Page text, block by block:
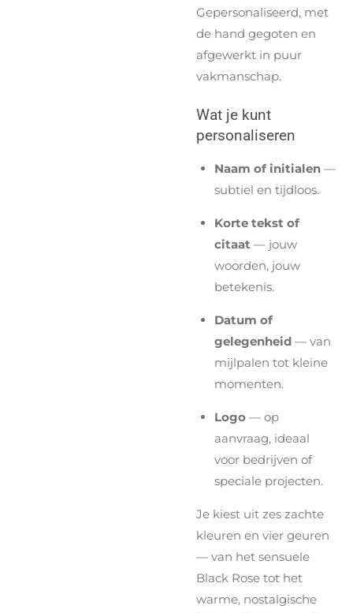
Gepersonaliseerd, met
de hand gegoten en
afgewerkt in puur
vakmanschap.
Wat je kunt
personaliseren
Naam of initialen—
subtiel en tijdloos.
Korte tekst of
citaat — jouw
woorden, jouw
betekenis.
Datum of
gelegenheid— van
mijlpalen tot kleine
momenten.
Logo— op
aanvraag, ideaal
voor bedrijven of
speciale projecten.
Je kiest uit zes zachte
kleuren en vier geuren
— van het sensuele
Black Rose tot het
warme, nostalgische